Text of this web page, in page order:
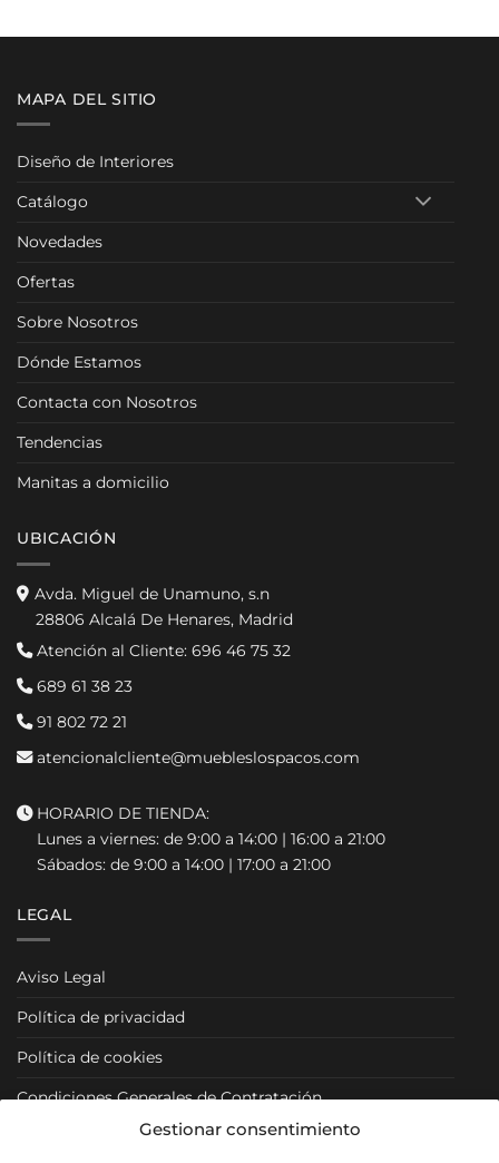
Gestionar consentimiento
MAPA DEL SITIO
Diseño de Interiores
Catálogo
Novedades
Ofertas
Sobre Nosotros
Dónde Estamos
Contacta con Nosotros
Tendencias
Manitas a domicilio
UBICACIÓN
Avda. Miguel de Unamuno, s.n
28806 Alcalá De Henares, Madrid
Atención al Cliente: 696 46 75 32
689 61 38 23
91 802 72 21
atencionalcliente@muebleslospacos.com
HORARIO DE TIENDA:
Lunes a viernes: de 9:00 a 14:00 | 16:00 a 21:00
Sábados: de 9:00 a 14:00 | 17:00 a 21:00
LEGAL
Aviso Legal
Política de privacidad
Política de cookies
Condiciones Generales de Contratación
Condiciones Particulares